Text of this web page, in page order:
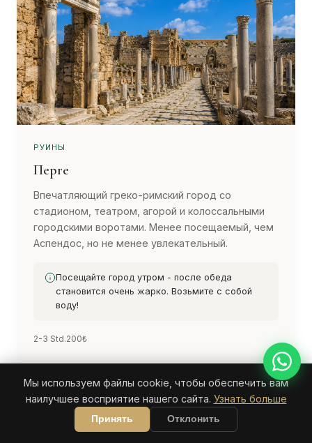
РУИНЫ
Перге
Впечатляющий греко-римский город со
стадионом, театром, агорой и колоссальными
городскими воротами. Менее посещаемый, чем
Аспендос, но не менее увлекательный.
Посещайте город утром - после обеда
становится очень жарко. Возьмите с собой
воду!
2-3 Std.200₺
Мы используем файлы cookie, чтобы обеспечить вам
наилучшее восприятие нашего сайта. Узнать больше
Принять Отклонить